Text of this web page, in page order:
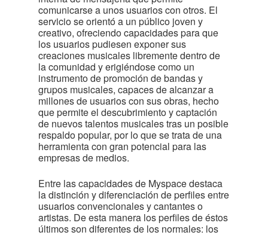
comunicarse a unos usuarios con otros. El
servicio se orientó a un público joven y
creativo, ofreciendo capacidades para que
los usuarios pudiesen exponer sus
creaciones musicales libremente dentro de
la comunidad y erigiéndose como un
instrumento de promoción de bandas y
grupos musicales, capaces de alcanzar a
millones de usuarios con sus obras, hecho
que permite el descubrimiento y captación
de nuevos talentos musicales tras un posible
respaldo popular, por lo que se trata de una
herramienta con gran potencial para las
empresas de medios.
Entre las capacidades de Myspace destaca
la distinción y diferenciación de perfiles entre
usuarios convencionales y cantantes o
artistas. De esta manera los perfiles de éstos
últimos son diferentes de los normales: los